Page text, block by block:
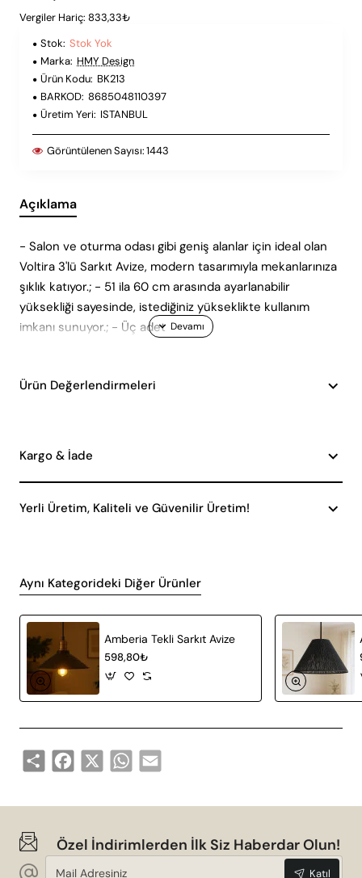
Vergiler Hariç: 833,33₺
Stok: Stok Yok
Marka: HMY Design
Ürün Kodu: BK213
BARKOD: 8685048110397
Üretim Yeri: ISTANBUL
Görüntülenen Sayısı:1443
Açıklama
- Salon ve oturma odası gibi geniş alanlar için ideal olan
Voltira 3'lü Sarkıt Avize, modern tasarımıyla mekanlarınıza
şıklık katıyor.; - 51 ila 60 cm arasında ayarlanabilir
yüksekliği sayesinde, istediğiniz yükseklikte kullanım
imkanı sunuyor.; - Üç adet
Ürün Değerlendirmeleri
Kargo & İade
Yerli Üretim, Kaliteli ve Güvenilir Üretim!
Aynı Kategorideki Diğer Ürünler
Amberia Tekli Sarkıt Avize
598,80₺
Share Facebook
X WhatsApp
Email
Özel İndirimlerden İlk Siz Haberdar Olun!
Mail
Katıl